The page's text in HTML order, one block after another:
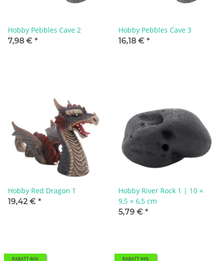
Hobby Pebbles Cave 2
7,98 € *
Hobby Pebbles Cave 3
16,18 € *
Hobby Red Dragon 1
19,42 € *
Hobby River Rock 1 | 10 ×
9,5 × 6,5 cm
5,79 € *
RABATT 46% RABATT 44%